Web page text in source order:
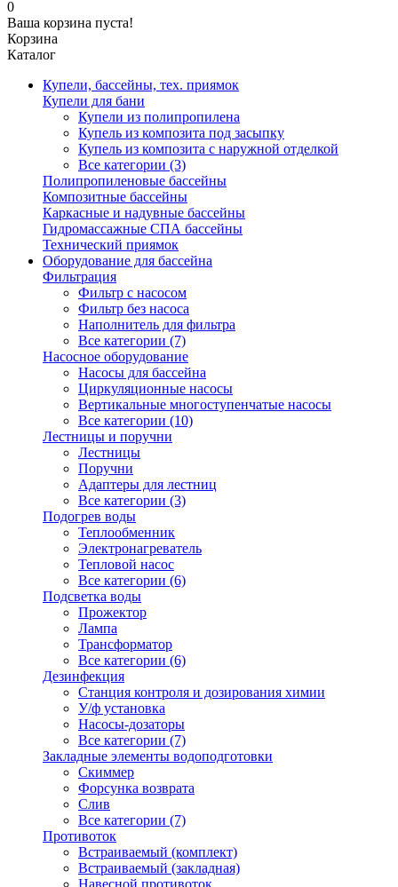
0
Ваша корзина пуста!
Корзина
Каталог
Купели, бассейны, тех. приямок
Купели для бани
Купели из полипропилена
Купель из композита под засыпку
Купель из композита с наружной отделкой
Все категории (3)
Полипропиленовые бассейны
Композитные бассейны
Каркасные и надувные бассейны
Гидромассажные СПА бассейны
Технический приямок
Оборудование для бассейна
Фильтрация
Фильтр с насосом
Фильтр без насоса
Наполнитель для фильтра
Все категории (7)
Насосное оборудование
Насосы для бассейна
Циркуляционные насосы
Вертикальные многоступенчатые насосы
Все категории (10)
Лестницы и поручни
Лестницы
Поручни
Адаптеры для лестниц
Все категории (3)
Подогрев воды
Теплообменник
Электронагреватель
Тепловой насос
Все категории (6)
Подсветка воды
Прожектор
Лампа
Трансформатор
Все категории (6)
Дезинфекция
Станция контроля и дозирования химии
У/ф установка
Насосы-дозаторы
Все категории (7)
Закладные элементы водоподготовки
Скиммер
Форсунка возврата
Слив
Все категории (7)
Противоток
Встраиваемый (комплект)
Встраиваемый (закладная)
Навесной противоток